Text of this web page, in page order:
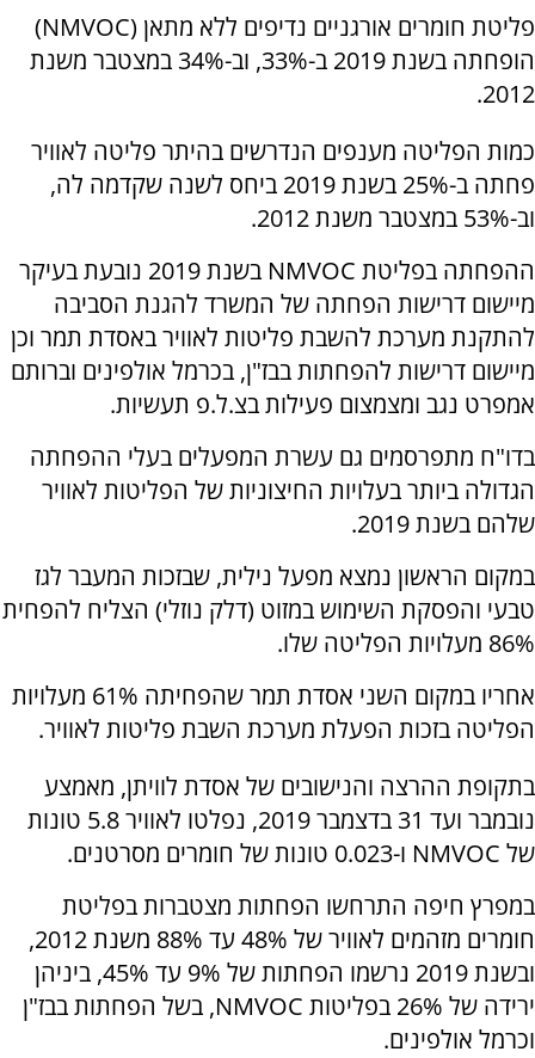
פליטת חומרים אורגניים נדיפים ללא מתאן (NMVOC)
הופחתה בשנת 2019 ב-33%, וב-34% במצטבר משנת
2012.
כמות הפליטה מענפים הנדרשים בהיתר פליטה לאוויר
פחתה ב-25% בשנת 2019 ביחס לשנה שקדמה לה,
וב-53% במצטבר משנת 2012.
ההפחתה בפליטת NMVOC בשנת 2019 נובעת בעיקר
מיישום דרישות הפחתה של המשרד להגנת הסביבה
להתקנת מערכת להשבת פליטות לאוויר באסדת תמר וכן
מיישום דרישות להפחתות בבז"ן, בכרמל אולפינים וברותם
אמפרט נגב ומצמצום פעילות בצ.ל.פ תעשיות.
בדו"ח מתפרסמים גם עשרת המפעלים בעלי ההפחתה
הגדולה ביותר בעלויות החיצוניות של הפליטות לאוויר
שלהם בשנת 2019.
במקום הראשון נמצא מפעל נילית, שבזכות המעבר לגז
טבעי והפסקת השימוש במזוט (דלק נוזלי) הצליח להפחית
86% מעלויות הפליטה שלו.
אחריו במקום השני אסדת תמר שהפחיתה 61% מעלויות
הפליטה בזכות הפעלת מערכת השבת פליטות לאוויר.
בתקופת ההרצה והנישובים של אסדת לוויתן, מאמצע
נובמבר ועד 31 בדצמבר 2019, נפלטו לאוויר 5.8 טונות
של NMVOC ו-0.023 טונות של חומרים מסרטנים.
במפרץ חיפה התרחשו הפחתות מצטברות בפליטת
חומרים מזהמים לאוויר של 48% עד 88% משנת 2012,
ובשנת 2019 נרשמו הפחתות של 9% עד 45%, ביניהן
ירידה של 26% בפליטות NMVOC, בשל הפחתות בבז"ן
וכרמל אולפינים.